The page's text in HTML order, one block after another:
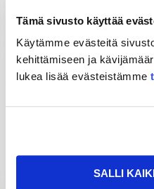
Tämä sivusto käyttää
Käytämme evästeitä
kehittämiseen ja
lukea lisää evästeistämme
SALLI